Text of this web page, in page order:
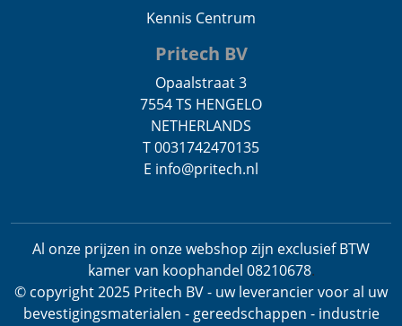
Kennis Centrum
Pritech BV
Opaalstraat 3
7554 TS HENGELO
NETHERLANDS
T 0031742470135
E info@pritech.nl
Al onze prijzen in onze webshop zijn exclusief BTW
kamer van koophandel 08210678.
© copyright 2025 Pritech BV - uw leverancier voor al uw
bevestigingsmaterialen - gereedschappen - industrie